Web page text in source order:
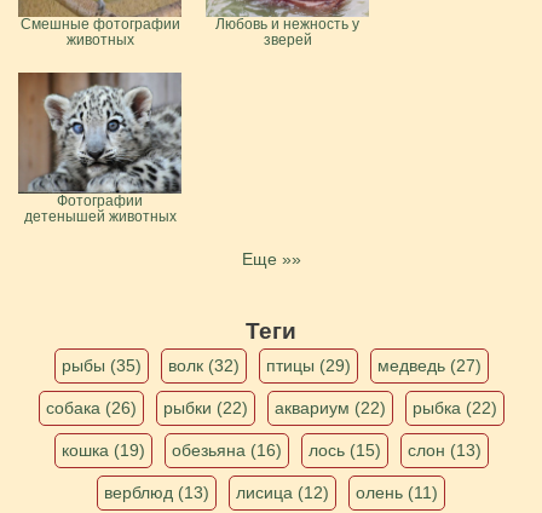
Смешные фотографии
животных
Любовь и нежность у
зверей
Фотографии
детенышей животных
Еще »»
Теги
рыбы (35) волк (32) птицы (29) медведь (27)
собака (26) рыбки (22) аквариум (22) рыбка (22)
кошка (19) обезьяна (16) лось (15) слон (13)
верблюд (13) лисица (12)
олень (11)